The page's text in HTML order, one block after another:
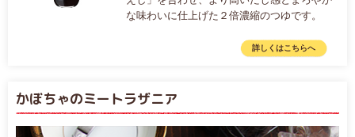
な味わいに仕上げた２倍濃縮のつゆです。
詳しくはこちらへ
かぼちゃのミートラザニア